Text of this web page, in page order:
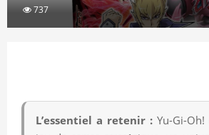
737
L’essentiel a retenir : Yu-Gi-